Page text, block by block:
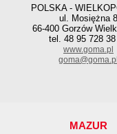
POLSKA -
ul. Mosiężna 8
66-400 Gorzów
tel. 48 95 728
www.goma.pl
MAZUR